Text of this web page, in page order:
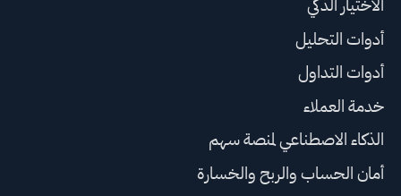
أدوات التحليل
أدوات التداول
خدمة العملاء
الذكاء الاصطناعي لمنصة سهم
أمان الحساب والربح والخسارة